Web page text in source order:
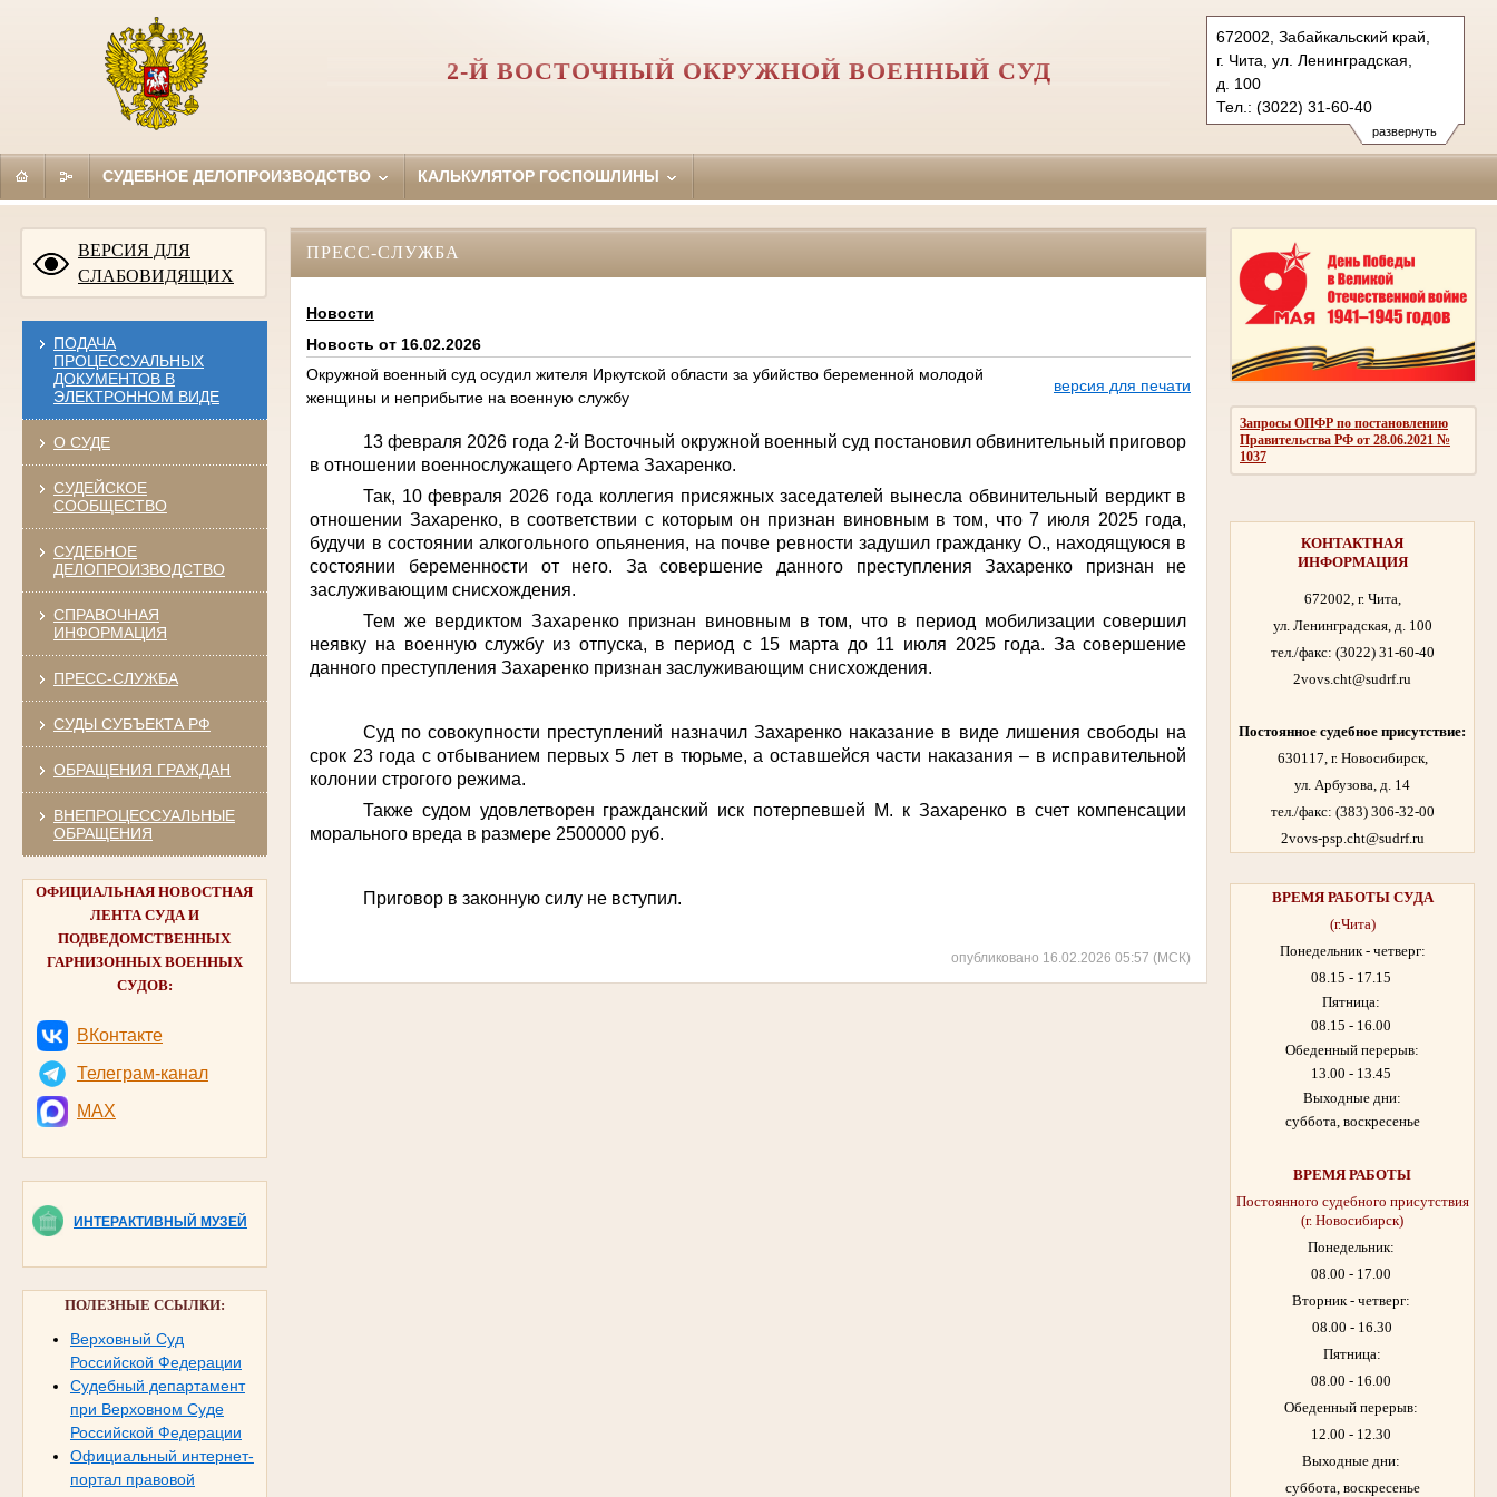
развернуть
672002, Забайкальский край,
г. Чита, ул. Ленинградская,
д. 100
Тел.: (3022) 31-60-40
2vovs.cht@sudrf.ru
vsovs@mail.ru
2-Й ВОСТОЧНЫЙ ОКРУЖНОЙ ВОЕННЫЙ СУД
СУДЕБНОЕ ДЕЛОПРОИЗВОДСТВО КАЛЬКУЛЯТОР ГОСПОШЛИНЫ
ВЕРСИЯ ДЛЯ
СЛАБОВИДЯЩИХ
ПОДАЧА
ПРОЦЕССУАЛЬНЫХ
ДОКУМЕНТОВ В
ЭЛЕКТРОННОМ ВИДЕ
О СУДЕ
СУДЕЙСКОЕ
СООБЩЕСТВО
СУДЕБНОЕ
ДЕЛОПРОИЗВОДСТВО
СПРАВОЧНАЯ
ИНФОРМАЦИЯ
ПРЕСС-СЛУЖБА
СУДЫ СУБЪЕКТА РФ
ОБРАЩЕНИЯ ГРАЖДАН
ВНЕПРОЦЕССУАЛЬНЫЕ
ОБРАЩЕНИЯ
ОФИЦИАЛЬНАЯ НОВОСТНАЯ
ЛЕНТА СУДА И
ПОДВЕДОМСТВЕННЫХ
ГАРНИЗОННЫХ ВОЕННЫХ
СУДОВ:
ВКонтакте
Телеграм-канал
MAX
ИНТЕРАКТИВНЫЙ МУЗЕЙ
ПОЛЕЗНЫЕ ССЫЛКИ:
Верховный Суд
Российской Федерации
Судебный департамент
при Верховном Суде
Российской Федерации
Официальный интернет-
портал правовой
Запросы ОПФР по постановлению
Правительства РФ от 28.06.2021 №
1037
КОНТАКТНАЯ
ИНФОРМАЦИЯ
672002, г. Чита,
ул. Ленинградская, д. 100
тел./факс: (3022) 31-60-40
2vovs.cht@sudrf.ru
Постоянное судебное присутствие:
630117, г. Новосибирск,
ул. Арбузова, д. 14
тел./факс: (383) 306-32-00
2vovs-psp.cht@sudrf.ru
ВРЕМЯ РАБОТЫСУДА
(г.Чита)
Понедельник - четверг:
08.15 - 17.15
Пятница:
08.15 - 16.00
Обеденный перерыв:
13.00 - 13.45
Выходные дни:
суббота, воскресенье
ВРЕМЯ РАБОТЫ
Постоянного судебного присутствия
(г. Новосибирск)
Понедельник:
08.00 - 17.00
Вторник - четверг:
08.00 - 16.30
Пятница:
08.00 - 16.00
Обеденный перерыв:
12.00 - 12.30
Выходные дни:
суббота, воскресенье
ПРЕСС-СЛУЖБА
Новости
Новость от 16.02.2026
Окружной военный суд осудил жителя Иркутской области за убийство беременной молодой
женщины и неприбытие на военную службу
версия для печати
13 февраля 2026 года 2-й Восточный окружной военный суд постановил обвинительный приговор
в отношении военнослужащего Артема Захаренко.
Так, 10 февраля 2026 года коллегия присяжных заседателей вынесла обвинительный вердикт в
отношении Захаренко, в соответствии с которым он признан виновным в том, что 7 июля 2025 года,
будучи в состоянии алкогольного опьянения, на почве ревности задушил гражданку О., находящуюся в
состоянии беременности от него. За совершение данного преступления Захаренко признан не
заслуживающим снисхождения.
Тем же вердиктом Захаренко признан виновным в том, что в период мобилизации совершил
неявку на военную службу из отпуска, в период с 15 марта до 11 июля 2025 года. За совершение
данного преступления Захаренко признан заслуживающим снисхождения.
Суд по совокупности преступлений назначил Захаренко наказание в виде лишения свободы на
срок 23 года с отбыванием первых 5 лет в тюрьме, а оставшейся части наказания – в исправительной
колонии строгого режима.
Также судом удовлетворен гражданский иск потерпевшей М. к Захаренко в счет компенсации
морального вреда в размере 2500000 руб.
Приговор в законную силу не вступил.
опубликовано 16.02.2026 05:57 (МСК)